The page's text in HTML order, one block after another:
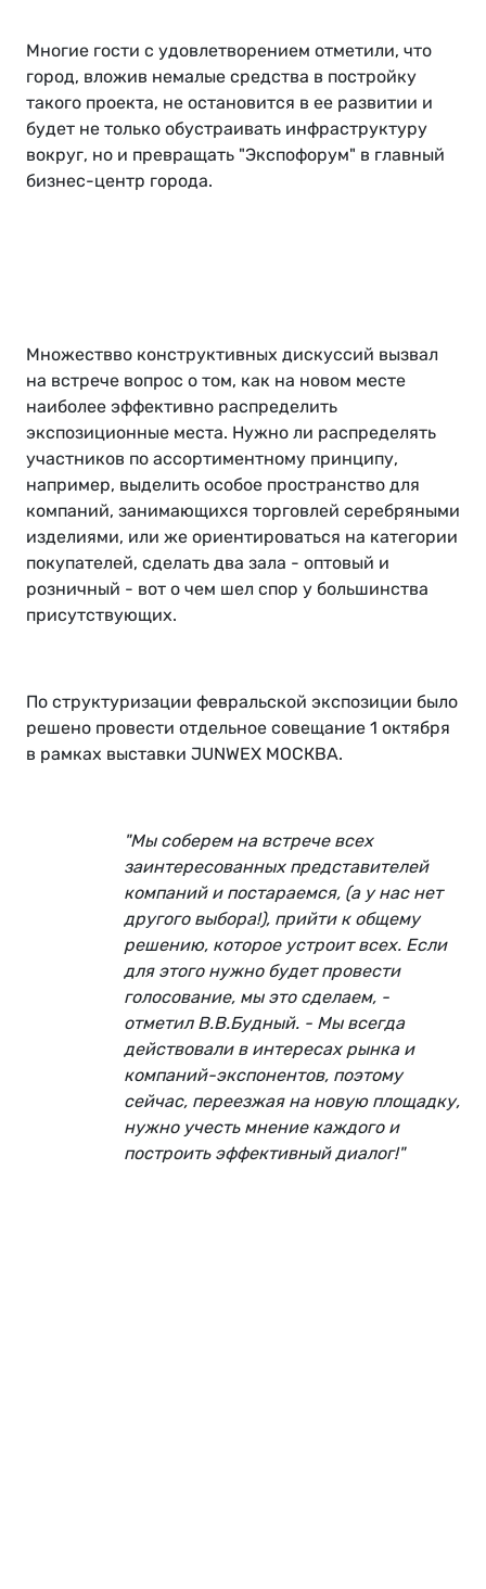
Многие гости с удовлетворением отметили, что
город, вложив немалые средства в постройку
такого проекта, не остановится в ее развитии и
будет не только обустраивать инфраструктуру
вокруг, но и превращать "Экспофорум" в главный
бизнес-центр города.
Множествво конструктивных дискуссий вызвал
на встрече вопрос о том, как на новом месте
наиболее эффективно распределить
экспозиционные места. Нужно ли распределять
участников по ассортиментному принципу,
например, выделить особое пространство для
компаний, занимающихся торговлей серебряными
изделиями, или же ориентироваться на категории
покупателей, сделать два зала - оптовый и
розничный - вот о чем шел спор у большинства
присутствующих.
По структуризации февральской экспозиции было
решено провести отдельное совещание 1 октября
в рамках выставки JUNWEX МОСКВА.
"Мы соберем на встрече всех
заинтересованных представителей
компаний и постараемся, (а у нас нет
другого выбора!), прийти к общему
решению, которое устроит всех. Если
для этого нужно будет провести
голосование, мы это сделаем, -
отметил В.В.Будный. - Мы всегда
действовали в интересах рынка и
компаний-экспонентов, поэтому
сейчас, переезжая на новую площадку,
нужно учесть мнение каждого и
построить эффективный диалог!"